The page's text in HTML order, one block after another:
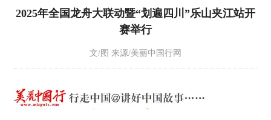
2025年全国龙舟大联动暨“划遍四川”乐山夹江站开
赛举行
文/图 来源/美丽中国行网